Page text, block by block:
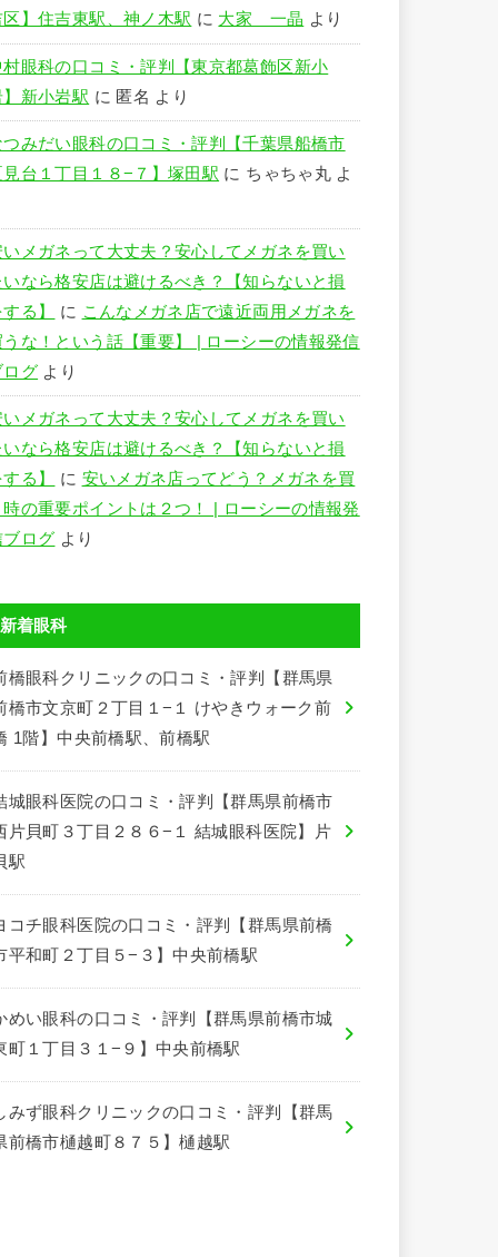
区】住吉東駅、神ノ木駅 に 大家 一晶 より
村眼科の口コミ・評判【東京都葛飾区新小
】新小岩駅 に 匿名 より
つみだい眼科の口コミ・評判【千葉県船橋市
見台１丁目１８−７】塚田駅 に ちゃちゃ丸 よ
いメガネって大丈夫？安心してメガネを買い
いなら格安店は避けるべき？【知らないと損
る】
に こんなメガネ店で遠近両用メガネを
うな！という話【重要】 | ローシーの情報発信
ログ より
いメガネって大丈夫？安心してメガネを買い
いなら格安店は避けるべき？【知らないと損
る】
に 安いメガネ店ってどう？メガネを買
時の重要ポイントは２つ！ | ローシーの情報発
ブログ より
新着眼科
橋眼科クリニックの口コミ・評判【群馬県
橋市文京町２丁目１−１ けやきウォーク前
1階】中央前橋駅、前橋駅
城眼科医院の口コミ・評判【群馬県前橋市
片貝町３丁目２８６−１ 結城眼科医院】片
駅
コチ眼科医院の口コミ・評判【群馬県前橋
平和町２丁目５−３】中央前橋駅
めい眼科の口コミ・評判【群馬県前橋市城
町１丁目３１−９】中央前橋駅
みず眼科クリニックの口コミ・評判【群馬
前橋市樋越町８７５】樋越駅